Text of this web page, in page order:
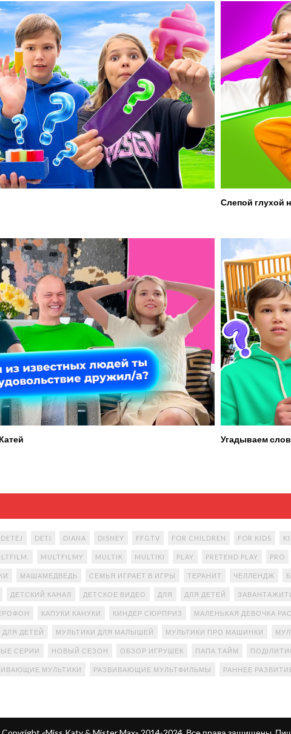
Слепой глухой
Угадываем
DETEJ DETI DIANA DISNEY FFGTV FOR CHILDREN FOR KIDS
MULTFILMY MULTIK MULTIKI PLAY PRETEND PLAY PRO
МАШАМЕДВЕДЬ СЕМЬЯ ИГРАЕТ В ИГРЫ ТЕРАНИТ ЧЕЛЛЕНДЖ
ДЕТСКИЙ КАНАЛ ДЕТСКОЕ ВИДЕО ДЛЯ ДЛЯ ДЕТЕЙ
КАПУКИ КАНУКИ КИНДЕР СЮРПРИЗ МАЛЕНЬКАЯ ДЕВОЧКА
ДЛЯ ДЕТЕЙ МУЛЬТИКИ ДЛЯ МАЛЫШЕЙ МУЛЬТИКИ ПРО МАШИНКИ
СЕРИИ НОВЫЙ СЕЗОН ОБЗОР ИГРУШЕК ПАПА ТАЙМ
МУЛЬТИКИ РАЗВИВАЮЩИЕ МУЛЬТФИЛЬМЫ РАННЕЕ